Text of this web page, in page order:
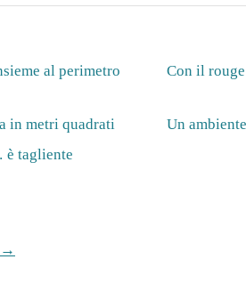
al perimetro Con il
in metri quadrati
Un
tagliente
→